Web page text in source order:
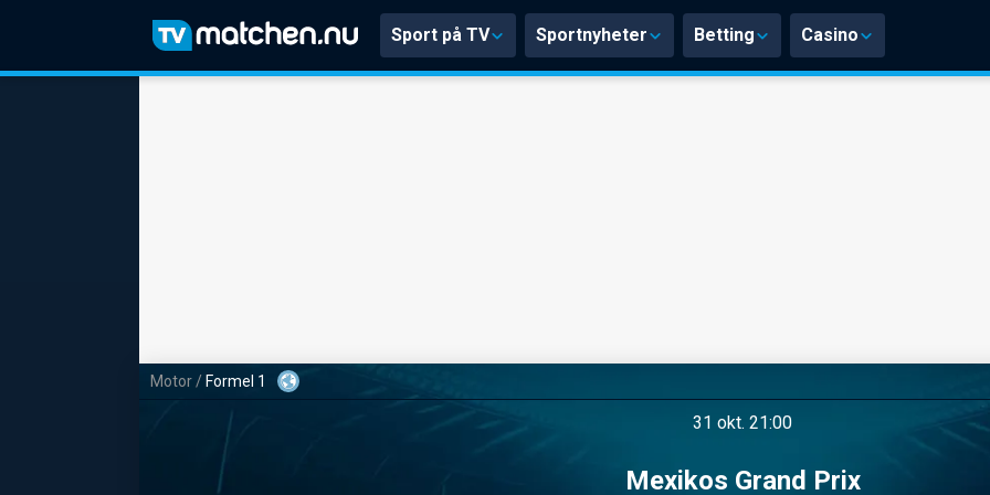
Sport på TV Sportnyheter Betting Casino
Motor / Formel 1
31 okt. 21:00
Mexikos Grand Prix